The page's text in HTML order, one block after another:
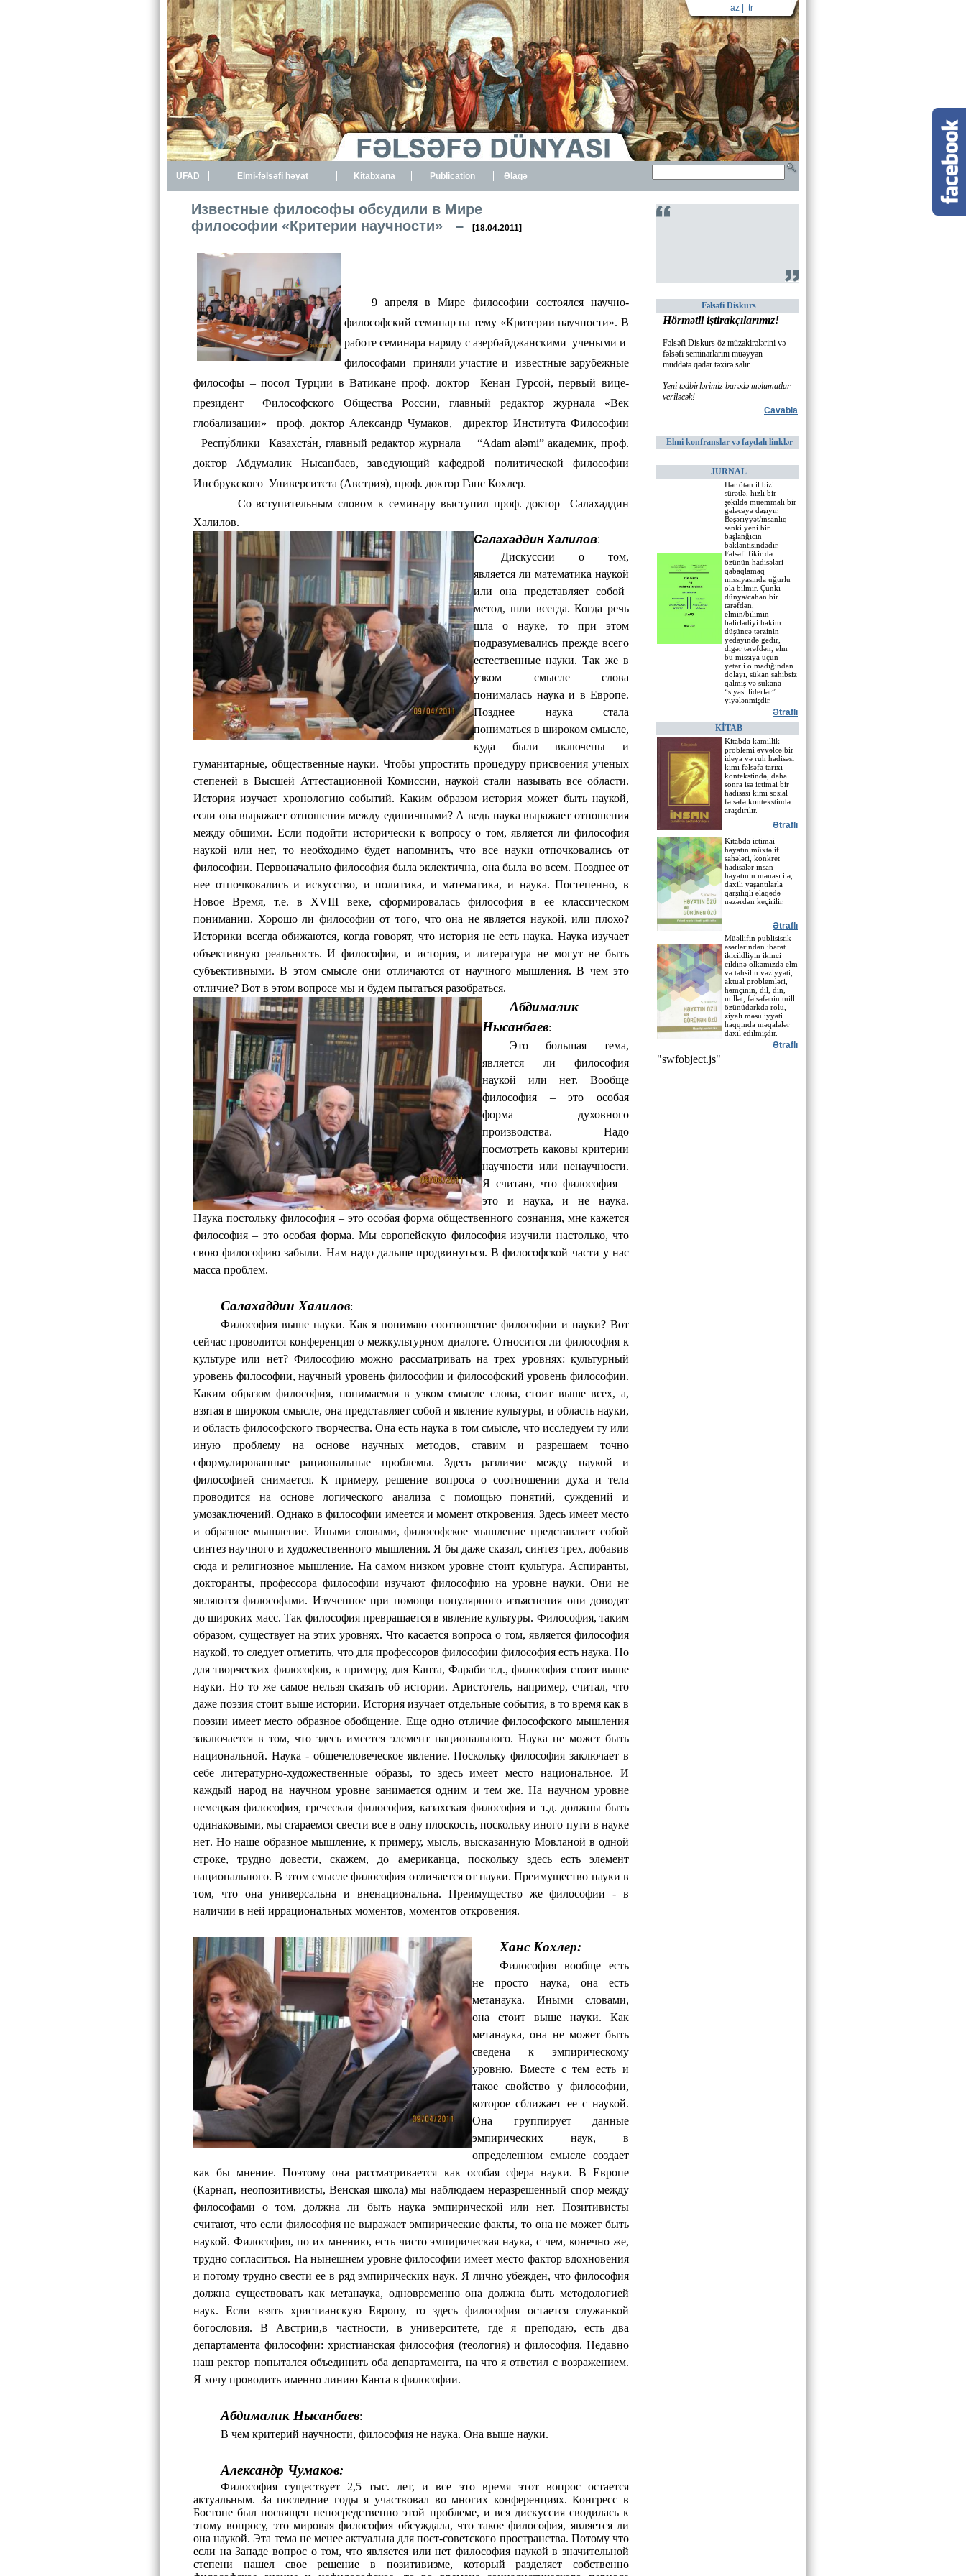
az| tr
UFAD Elmi-fəlsəfi həyat Kitabxana Publication Əlaqə
Известные философы обсудили в Мире
философии «Критерии научности» –
[18.04.2011]
9 апреля в Мире философии состоялся научно-
философский семинар на тему «Критерии научности». В
работе семинара наряду с азербайджанскими учеными и
философами
приняли участие и
известные зарубежные
философы – посол Турции в Ватикане проф. доктор
Кенан Гурсой, первый вице-
президент
Философского Общества России, главный редактор журнала «Век
глобализации»
проф. доктор Александр Чумаков,
директор Института Философии
Респу́блики
Казахста́н, главный редактор журнала “Adam aləmi” академик, проф.
доктор Абдумалик Нысанбаев, заведующий кафедрой политической философии
Инсбрукского Университета (Австрия), проф. доктор Ганс Кохлер.
Со вступительным словом к семинару выступил проф. доктор
Салахаддин
Халилов.
Салахаддин Халилов:
Дискуссии о том,
является ли математика наукой
или она представляет собой
метод, шли всегда. Когда речь
шла о науке, то при этом
подразумевались прежде всего
естественные науки. Так же в
узком смысле слова
понималась наука и в Европе.
Позднее наука стала
пониматься в широком смысле,
куда были включены и
гуманитарные, общественные науки. Чтобы упростить процедуру присвоения ученых
степеней в Высшей Аттестационной Комиссии, наукой стали называть все области.
История изучает хронологию событий. Каким образом история может быть наукой,
если она выражает отношения между единичными? А ведь наука выражает отношения
между общими. Если подойти исторически к вопросу о том, является ли философия
наукой или нет, то необходимо будет напомнить, что все науки отпочковались от
философии. Первоначально философия была эклектична, она была во всем. Позднее от
нее отпочковались и искусство, и политика, и математика, и наука. Постепенно, в
Новое Время, т.е. в XVIII веке, сформировалась философия в ее классическом
понимании. Хорошо ли философии от того, что она не является наукой, или плохо?
Историки всегда обижаются, когда говорят, что история не есть наука. Наука изучает
объективную реальность. И философия, и история, и литература не могут не быть
субъективными. В этом смысле они отличаются от научного мышления. В чем это
отличие? Вот в этом вопросе мы и будем пытаться разобраться.
Абдималик
Нысанбаев:
Это большая тема,
является ли философия
наукой или нет. Вообще
философия – это особая
форма духовного
производства. Надо
посмотреть каковы критерии
научности или ненаучности.
Я считаю, что философия –
это и наука, и не наука.
Наука постольку философия – это особая форма общественного сознания, мне кажется
философия – это особая форма. Мы европейскую философия изучили настолько, что
свою философию забыли. Нам надо дальше продвинуться. В философской части у нас
масса проблем.
Салахаддин Халилов:
Философия выше науки. Как я понимаю соотношение философии и науки? Вот
сейчас проводится конференция о межкультурном диалоге. Относится ли философия к
культуре или нет? Философию можно рассматривать на трех уровнях: культурный
уровень философии, научный уровень философии и философский уровень философии.
Каким образом философия, понимаемая в узком смысле слова,стоит выше всех, а,
взятая в широком смысле, она представляет собой и явление культуры, и область науки,
и область философского творчества. Она есть наука в том смысле, что исследуем ту или
иную проблему на основе научных методов, ставим и разрешаем точно
сформулированные рациональные проблемы. Здесь различие между наукой и
философией снимается. К примеру, решение вопроса о соотношении духа и тела
проводится на основе логического анализа с помощью понятий, суждений и
умозаключений. Однако в философии имеется и момент откровения. Здесь имеет место
и образное мышление. Иными словами, философское мышление представляет собой
синтез научного и художественного мышления. Я бы даже сказал, синтез трех, добавив
сюда и религиозное мышление. На самом низком уровне стоит культура. Аспиранты,
докторанты, профессора философии изучают философию на уровне науки. Они не
являются философами. Изученное при помощи популярного изъяснения они доводят
до широких масс. Так философия превращается в явление культуры. Философия, таким
образом, существует на этих уровнях. Что касается вопроса о том, является философия
наукой, то следует отметить, что для профессоров философии философия есть наука. Но
для творческих философов, к примеру, для Канта, Фараби т.д., философия стоит выше
науки. Но то же самое нельзя сказать об истории. Аристотель, например, считал, что
даже поэзия стоит выше истории. История изучает отдельные события, в то время как в
поэзии имеет место образное обобщение. Еще одно отличие философского мышления
заключается в том, что здесь имеется элемент национального. Наука не может быть
национальной. Наука - общечеловеческое явление. Поскольку философия заключает в
себе литературно-художественные образы, то здесь имеет место национальное. И
каждый народ на научном уровне занимается одним и тем же. На научном уровне
немецкая философия, греческая философия, казахская философия и т.д. должны быть
одинаковыми, мы стараемся свести все в одну плоскость, поскольку иного пути в науке
нет.Но наше образное мышление, к примеру, мысль, высказанную Мовланой в одной
строке, трудно довести, скажем, до американца, поскольку здесь есть элемент
национального. В этом смысле философия отличается от науки. Преимущество науки в
том, что она универсальна и вненациональна. Преимущество же философии - в
наличии в ней иррациональных моментов, моментов откровения.
Ханс Kохлер:
Философия вообще есть
не просто наука, она есть
метанаука. Иными словами,
она стоит выше науки. Как
метанаука, она не может быть
сведена к эмпирическому
уровню. Вместе с тем есть и
такое свойство у философии,
которое сближает ее с наукой.
Она группирует данные
эмпирических наук, в
определенном смысле создает
как бы мнение. Поэтому она рассматривается как особая сфера науки. В Европе
(Карнап, неопозитивисты, Венская школа) мы наблюдаем неразрешенный спор между
философами о том, должна ли быть наука эмпирической или нет. Позитивисты
считают, что если философия не выражает эмпирические факты, то она не может быть
наукой. Философия, по их мнению, есть чисто эмпирическая наука, с чем, конечно же,
трудно согласиться. На нынешнем уровне философии имеет место фактор вдохновения
и потому трудно свести ее в ряд эмпирических наук. Я лично убежден, что философия
должна существовать как метанаука, одновременно она должна быть методологией
наук. Если взять христианскую Европу, то здесь философия остается служанкой
богословия. В Австрии,в частности, в университете, где я преподаю, есть два
департамента философии: христианская философия (теология) и философия. Недавно
наш ректор попытался объединить оба департамента, на что я ответил с возражением.
Я хочу проводить именно линию Канта в философии.
Абдималик Нысанбаев:
В чем критерий научности, философия не наука. Она выше науки.
Александр Чумаков:
Философия существует 2,5 тыс. лет, и все это время этот вопрос остается
актуальным. За последние годы я участвовал во многих конференциях. Конгресс в
Бостоне был посвящен непосредственно этой проблеме, и вся дискуссия сводилась к
этому вопросу, это мировая философия обсуждала, что такое философия, является ли
она наукой. Эта тема не менее актуальна для пост-советского пространства. Потому что
если на Западе вопрос о том, что является или нет философия наукой в значительной
степени нашел свое решение в позитивизме, который разделяет собственно
Fəlsəfi Diskurs
Hörmətli iştirakçılarımız!
Fəlsəfi Diskurs öz müzakirələrini və
fəlsəfi seminarlarını müəyyən
müddətə qədər təxirə salır.
Yeni tədbirlərimiz barədə məlumatlar
veriləcək!
Cavabla
Elmi konfranslar və faydalı linklər
JURNAL
Hər ötən il bizi
sürətlə, hızlı bir
şəkildə müəmmalı bir
gələcəyə daşıyır.
Bəşəriyyət/insanlıq
sanki yeni bir
başlanğıcın
bəkləntisindədir.
Fəlsəfi fikir də
özünün hadisələri
qabaqlamaq
missiyasında uğurlu
ola bilmir. Çünki
dünya/cahan bir
tərəfdən,
elmin/bilimin
bəlirlədiyi hakim
düşüncə tərzinin
yedəyində gedir,
digər tərəfdən, elm
bu missiya üçün
yetərli olmadığından
dolayı, sükan sahibsiz
qalmış və sükana
“siyasi liderlər”
yiyələnmişdir.
Ətraflı
KİTAB
Kitabda kamillik
problemi əvvəlcə bir
ideya və ruh hadisəsi
kimi fəlsəfə tarixi
kontekstində, daha
sonra isə ictimai bir
hadisəsi kimi so­sial
fəlsəfə kontekstində
araşdırılır.
Ətraflı
Kitabda ictimai
həyatın müxtəlif
sahələri, konkret
hadisələr insan
həyatının mənası ilə,
daxili yaşantılarla
qarşılıqlı əlaqədə
nəzərdən keçirilir.
Ətraflı
Müəllifin publisistik
əsərlərindən ibarət
ikicildliyin ikinci
cildinə ölkəmizdə elm
və təhsilin vəziyyəti,
aktual problemləri,
həmçinin, dil, din,
millət, fəlsəfənin milli
özünüdərkdə rolu,
ziyalı məsuliyyəti
haqqında məqalələr
daxil edilmişdir.
Ətraflı
"swfobject.js"